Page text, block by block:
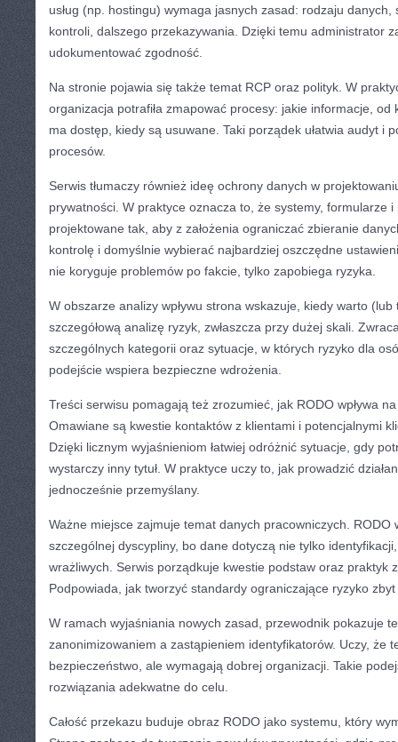
usług (np. hostingu) wymaga jasnych zasad: rodzaju
kontroli, dalszego przekazywania. Dzięki temu administrator
udokumentować zgodność.
Na stronie pojawia się także temat RCP oraz polityk. W
organizacja potrafiła zmapować procesy: jakie informacje,
ma dostęp, kiedy są usuwane. Taki porządek ułatwia audyt i
procesów.
Serwis tłumaczy również ideę ochrony danych w
prywatności. W praktyce oznacza to, że systemy, formularze
projektowane tak, aby z założenia ograniczać zbieranie
kontrolę i domyślnie wybierać najbardziej oszczędne
nie koryguje problemów po fakcie, tylko zapobiega ryzyka.
W obszarze analizy wpływu strona wskazuje, kiedy warto
szczegółową analizę ryzyk, zwłaszcza przy dużej skali.
szczególnych kategorii oraz sytuacje, w których ryzyko dla
podejście wspiera bezpieczne wdrożenia.
Treści serwisu pomagają też zrozumieć, jak RODO wpływa
Omawiane są kwestie kontaktów z klientami i potencjalnymi
Dzięki licznym wyjaśnieniom łatwiej odróżnić sytuacje, gdy
wystarczy inny tytuł. W praktyce uczy to, jak prowadzić
jednocześnie przemyślany.
Ważne miejsce zajmuje temat danych pracowniczych. RODO
szczególnej dyscypliny, bo dane dotyczą nie tylko
wrażliwych. Serwis porządkuje kwestie podstaw oraz praktyk
Podpowiada, jak tworzyć standardy ograniczające ryzyko
W ramach wyjaśniania nowych zasad, przewodnik pokazuje
zanonimizowaniem a zastąpieniem identyfikatorów. Uczy, że
bezpieczeństwo, ale wymagają dobrej organizacji. Takie
rozwiązania adekwatne do celu.
Całość przekazu buduje obraz RODO jako systemu, który